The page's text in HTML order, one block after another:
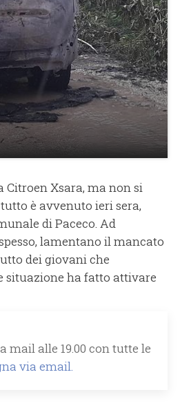
Xsara, ma non si
è avvenuto ieri sera,
di Paceco. Ad
lamentano il mancato
dei giovani che
situazione ha fatto attivare
alle 19.00 con tutte le
via email.